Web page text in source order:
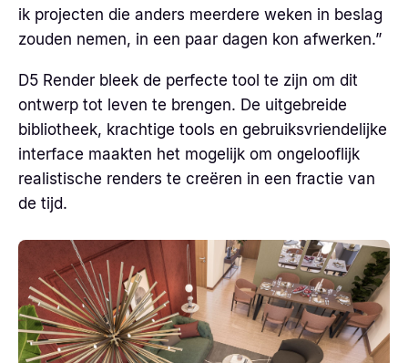
ik projecten die anders meerdere weken in beslag
zouden nemen, in een paar dagen kon afwerken.”
D5 Render bleek de perfecte tool te zijn om dit
ontwerp tot leven te brengen. De uitgebreide
bibliotheek, krachtige tools en gebruiksvriendelijke
interface maakten het mogelijk om ongelooflijk
realistische renders te creëren in een fractie van
de tijd.